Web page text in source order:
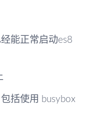
能正常启动es8
括使用 busybox